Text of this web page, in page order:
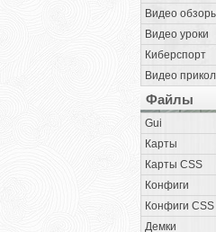
Видео
Видео уроки
Киберспорт
Видео
Файлы
Gui
Карты
Карты CSS
Конфиги
Конфиги CSS
Демки